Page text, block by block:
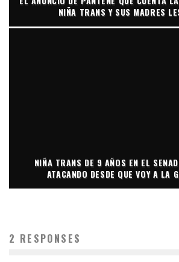
NIÑA TRANS Y SUS MADRES
NIÑA TRANS DE 9 AÑOS EN EL
ATACANDO DESDE QUE VOY A LA
2 RESPONSES